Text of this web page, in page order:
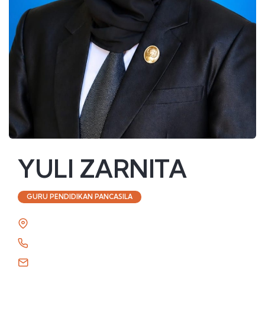
YULI ZARNITA
GURU PENDIDIKAN PANCASILA